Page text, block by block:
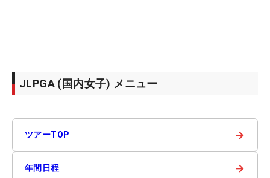
JLPGA (国内女子) メニュー
ツアーTOP →
年間日程 →